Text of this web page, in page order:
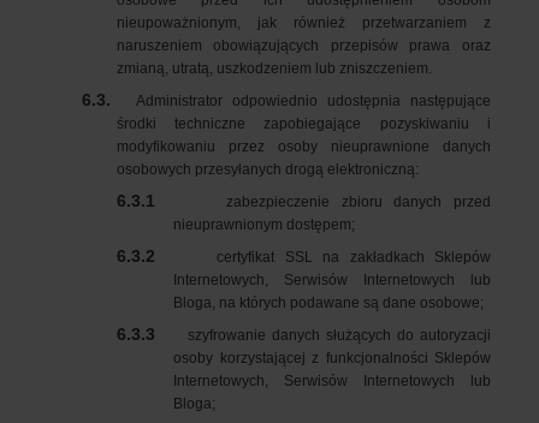
nieupoważnionym, jak również przetwarzaniem z
naruszeniem obowiązujących przepisów prawa oraz
zmianą, utratą, uszkodzeniem lub zniszczeniem.
6.3.
Administrator odpowiednio udostępnia następujące
środki techniczne zapobiegające pozyskiwaniu i
modyfikowaniu przez osoby nieuprawnione danych
osobowych przesyłanych drogą elektroniczną:
6.3.1
zabezpieczenie zbioru danych przed
nieuprawnionym dostępem;
6.3.2
certyfikat SSL na zakładkach Sklepów
Internetowych, Serwisów Internetowych lub
Bloga, na których podawane są dane osobowe;
6.3.3
szyfrowanie danych służących do autoryzacji
osoby korzystającej z funkcjonalności Sklepów
Internetowych, Serwisów Internetowych lub
Bloga;